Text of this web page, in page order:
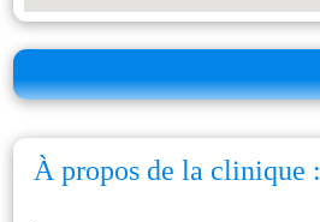
À propos de la clinique :